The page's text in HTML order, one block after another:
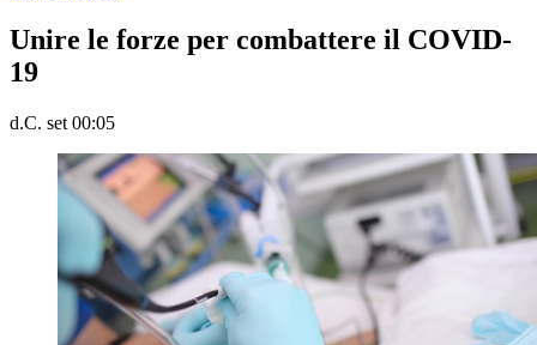
Unire le forze per combattere il COVID-
19
d.C. set 00:05